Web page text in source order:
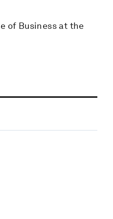
of Business at the